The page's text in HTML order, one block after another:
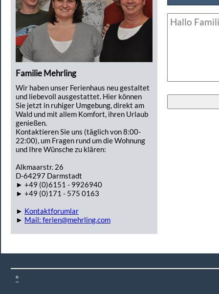
Familie Mehrling
Wir haben unser Ferienhaus neu gestaltet
und liebevoll ausgestattet. Hier können
Sie jetzt in ruhiger Umgebung, direkt am
Wald und mit allem Komfort, ihren Urlaub
genießen.
Kontaktieren Sie uns (täglich von 8:00-
22:00), um Fragen rund um die Wohnung
und Ihre Wünsche zu klären:
Alkmaarstr. 26
D-64297 Darmstadt
► +49 (0)6151 - 9926940
► +49 (0)171 - 575 0163
► Kontaktforumlar
► Mail: ferien@mehrling.com
°